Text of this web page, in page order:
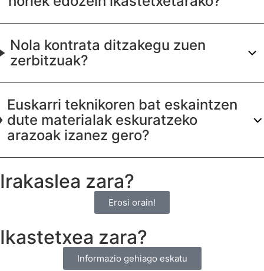
Nola kontrata ditzakegu zuen
zerbitzuak?
Euskarri teknikoren bat eskaintzen
dute materialak eskuratzeko
arazoak izanez gero?
Irakaslea zara?
Erosi orain!
Ikastetxea zara?
Informazio gehiago eskatu